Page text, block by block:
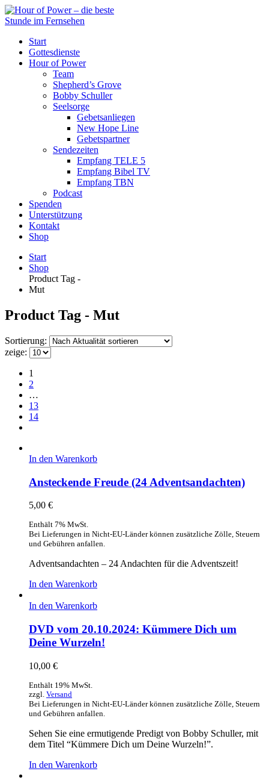
Start
Gottesdienste
Hour of Power
Team
Shepherd’s Grove
Bobby Schuller
Seelsorge
Gebetsanliegen
New Hope Line
Gebetspartner
Sendezeiten
Empfang TELE 5
Empfang Bibel TV
Empfang TBN
Podcast
Spenden
Unterstützung
Kontakt
Shop
Start
Shop
Product Tag -
Mut
Product Tag - Mut
Sortierung:
zeige:
1
2
…
13
14
In den Warenkorb
Ansteckende Freude (24 Adventsandachten)
5,00 €
Enthält 7% MwSt.
Bei Lieferungen in Nicht-EU-Länder können zusätzliche Zölle, Steuern
und Gebühren anfallen.
Adventsandachten – 24 Andachten für die Adventszeit!
In den Warenkorb
In den Warenkorb
DVD vom 20.10.2024: Kümmere Dich um
Deine Wurzeln!
10,00 €
Enthält 19% MwSt.
zzgl. Versand
Bei Lieferungen in Nicht-EU-Länder können zusätzliche Zölle, Steuern
und Gebühren anfallen.
Sehen Sie eine ermutigende Predigt von Bobby Schuller, mit
dem Titel “Kümmere Dich um Deine Wurzeln!”.
In den Warenkorb